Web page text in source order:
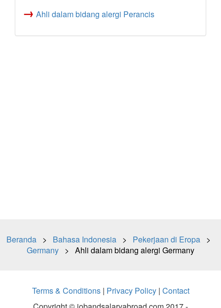
→ Ahli dalam bidang alergi Perancis
Beranda > Bahasa Indonesia > Pekerjaan di Eropa >
Germany > Ahli dalam bidang alergi Germany
Terms & Conditions| Privacy Policy| Contact